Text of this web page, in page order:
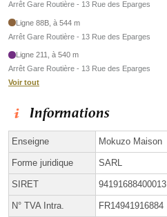
Arrêt Gare Routière - 13 Rue des Eparges
Ligne 88B, à 544 m
Arrêt Gare Routière - 13 Rue des Eparges
Ligne 211, à 540 m
Arrêt Gare Routière - 13 Rue des Eparges
Voir tout
Informations
Enseigne Mokuzo Maison
Forme juridique SARL
SIRET 94191688400013
N° TVA Intra. FR14941916884